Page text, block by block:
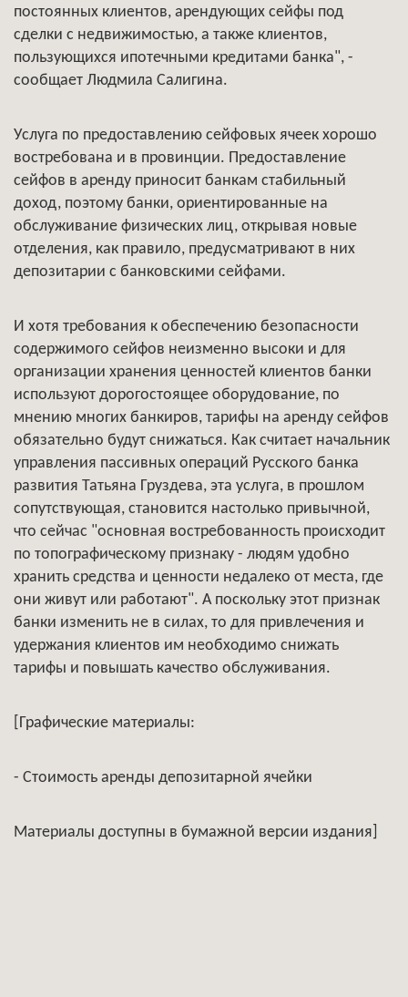
постоянных клиентов, арендующих сейфы под
сделки с недвижимостью, а также клиентов,
пользующихся ипотечными кредитами банка", -
сообщает Людмила Салигина.
Услуга по предоставлению сейфовых ячеек хорошо
востребована и в провинции. Предоставление
сейфов в аренду приносит банкам стабильный
доход, поэтому банки, ориентированные на
обслуживание физических лиц, открывая новые
отделения, как правило, предусматривают в них
депозитарии с банковскими сейфами.
И хотя требования к обеспечению безопасности
содержимого сейфов неизменно высоки и для
организации хранения ценностей клиентов банки
используют дорогостоящее оборудование, по
мнению многих банкиров, тарифы на аренду сейфов
обязательно будут снижаться. Как считает начальник
управления пассивных операций Русского банка
развития Татьяна Груздева, эта услуга, в прошлом
сопутствующая, становится настолько привычной,
что сейчас "основная востребованность происходит
по топографическому признаку - людям удобно
хранить средства и ценности недалеко от места, где
они живут или работают". А поскольку этот признак
банки изменить не в силах, то для привлечения и
удержания клиентов им необходимо снижать
тарифы и повышать качество обслуживания.
[Графические материалы:
- Стоимость аренды депозитарной ячейки
Материалы доступны в бумажной версии издания]